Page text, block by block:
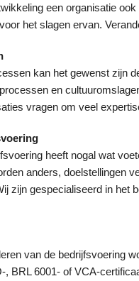
Workshop strategische
een organisatie
het slagen ervan.
kan het gewenst zijn
en
vragen om veel
heeft nogal wat
anders, doelstellingen
zijn gespecialiseerd in het
van de bedrijfsvoering
, BRL 6001- of VCA-